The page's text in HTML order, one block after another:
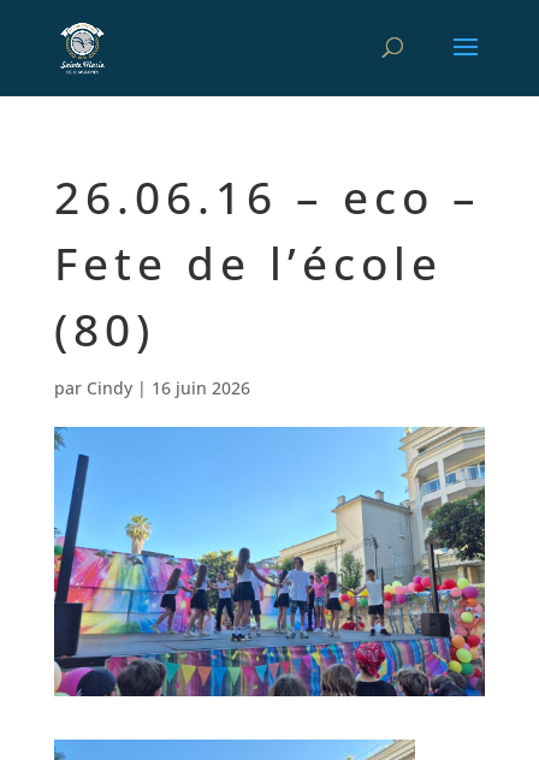
26.06.16 – eco –
Fete de l’école
(80)
par Cindy| 16 juin 2026